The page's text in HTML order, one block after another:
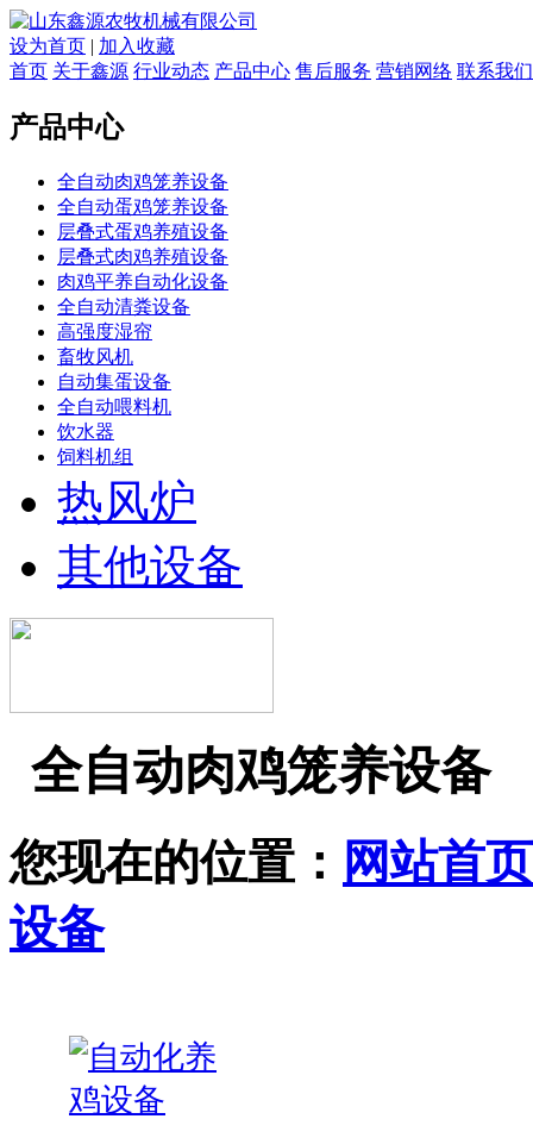
设为首页 | 加入收藏
首页 关于鑫源 行业动态 产品中心 售后服务 营销网络 联系我们
产品中心
全自动肉鸡笼养设备
全自动蛋鸡笼养设备
层叠式蛋鸡养殖设备
层叠式肉鸡养殖设备
肉鸡平养自动化设备
全自动清粪设备
高强度湿帘
畜牧风机
自动集蛋设备
全自动喂料机
饮水器
饲料机组
热风炉
其他设备
全自动肉鸡笼养设备
您现在的位置： 网站首页
设备